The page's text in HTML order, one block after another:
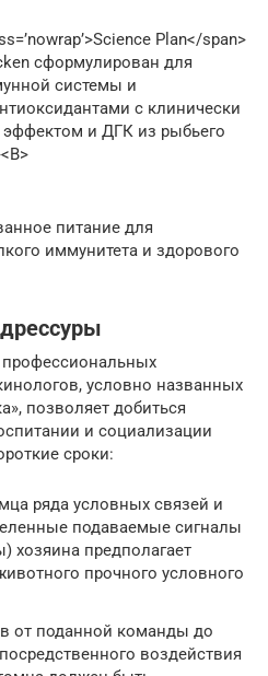
Plan</span>
сформулирован для
системы и
с клинически
и ДГК из рыбьего
питание для
иммунитета и здорового
условно названных
позволяет добиться
и социализации
сроки:
ряда условных связей и
подаваемые сигналы
хозяина предполагает
прочного условного
от поданной команды до
воздействия